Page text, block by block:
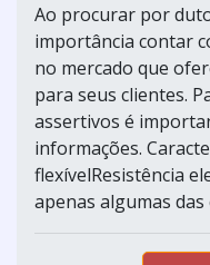
Ao procurar por
importância contar
no mercado que
para seus clientes.
assertivos é
informações.
flexívelResistência
apenas algumas das